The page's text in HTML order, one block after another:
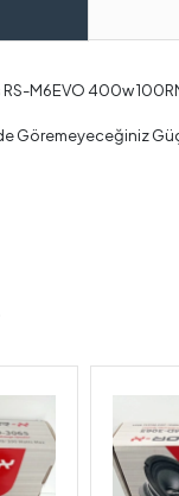
M6EVO 400w
Göremeyeceğiniz